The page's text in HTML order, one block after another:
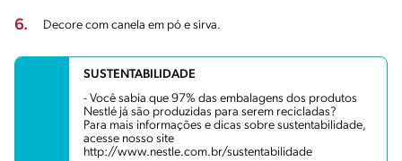
6. Decore com canela em pó e sirva.
SUSTENTABILIDADE
- Você sabia que 97% das embalagens dos produtos
Nestlé já são produzidas para serem recicladas?
Para mais informações e dicas sobre sustentabilidade,
acesse nosso site
http://www.nestle.com.br/sustentabilidade